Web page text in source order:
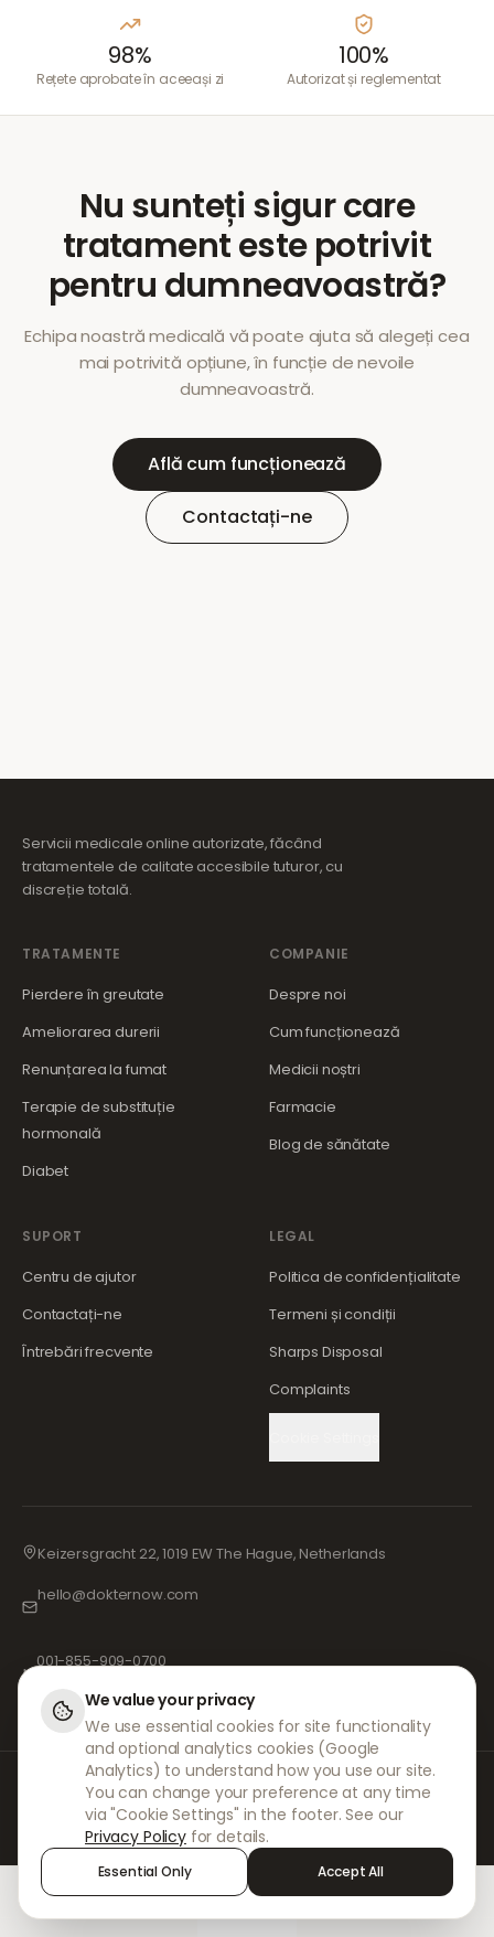
98%
Rețete aprobate în aceeași zi
100%
Autorizat și reglementat
Nu sunteți sigur care
tratament este potrivit
pentru dumneavoastră?
Echipa noastră medicală vă poate ajuta să alegeți cea
mai potrivită opțiune, în funcție de nevoile
dumneavoastră.
Află cum funcționează
Contactați-ne
Servicii medicale online autorizate, făcând
tratamentele de calitate accesibile tuturor, cu
discreție totală.
TRATAMENTE
Pierdere în greutate
Ameliorarea durerii
Renunțarea la fumat
Terapie de substituție
hormonală
Diabet
COMPANIE
Despre noi
Cum funcționează
Medicii noștri
Farmacie
Blog de sănătate
SUPORT
Centru de ajutor
Contactați-ne
Întrebări frecvente
LEGAL
Politica de confidențialitate
Termeni și condiții
Sharps Disposal
Complaints
Keizersgracht 22, 1019 EW The Hague, Netherlands
hello@dokternow.com
📞
001-855-909-0700
La DokterNow, colaborăm cu medici și farmacii înregistrate și cu
profesioniști medicali cu experiență pentru a ne asigura că rețetele
dumneavoastră sunt gestionate în siguranță și cu cea mai mare grijă.
Prescriptorii noștri independenți înregistrați se ocupă de toate
consultațiile și prescripțiile. Farmaciile noastre partenere se ocupă de
eliberarea și expedierea medicamentelor.
We value your privacy
We use essential cookies for site functionality
and optional analytics cookies (Google
Analytics) to understand how you use our site.
You can change your preference at any time
via "Cookie Settings" in the footer. See our
Privacy Policy for details.
Essential Only Accept All
Sign in